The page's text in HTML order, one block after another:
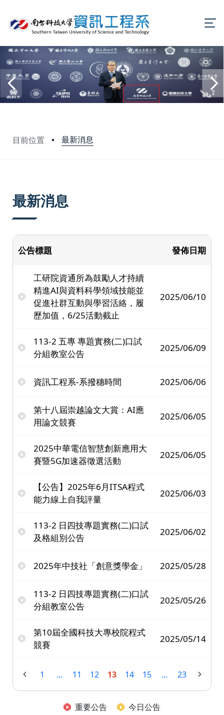
目前位置 最新消息
最新消息
公告標題 發佈日期
工研院資通所為鼓勵人才持續
精進AI與資料科學領域技能並
促進社群互動與學習活絡，履
歷加值，6/25活動截止
2025/06/10
113-2 五專 專題實務(二)口試
分組教室公告
2025/06/09
資訊工程系-系撥穗時間 2025/06/06
第十八屆崇越論文大賞：AI應
用論文競賽
2025/06/05
2025中華電信智慧創新應用大
賽暨5G加速器徵選活動
2025/06/05
【公告】2025年6月ITSA程式
能力線上自我評量
2025/06/03
113-2 日四技專題實務(二)口試
及格組別公告
2025/06/02
2025年中技社「創意獎學金」 2025/05/28
113-2 日四技專題實務(二)口試
分組教室公告
2025/05/26
第10屆全國科技大專校院程式
競賽
2025/05/14
1 ... 11 12 13 14 15 ... 23
重要公告
今日公告